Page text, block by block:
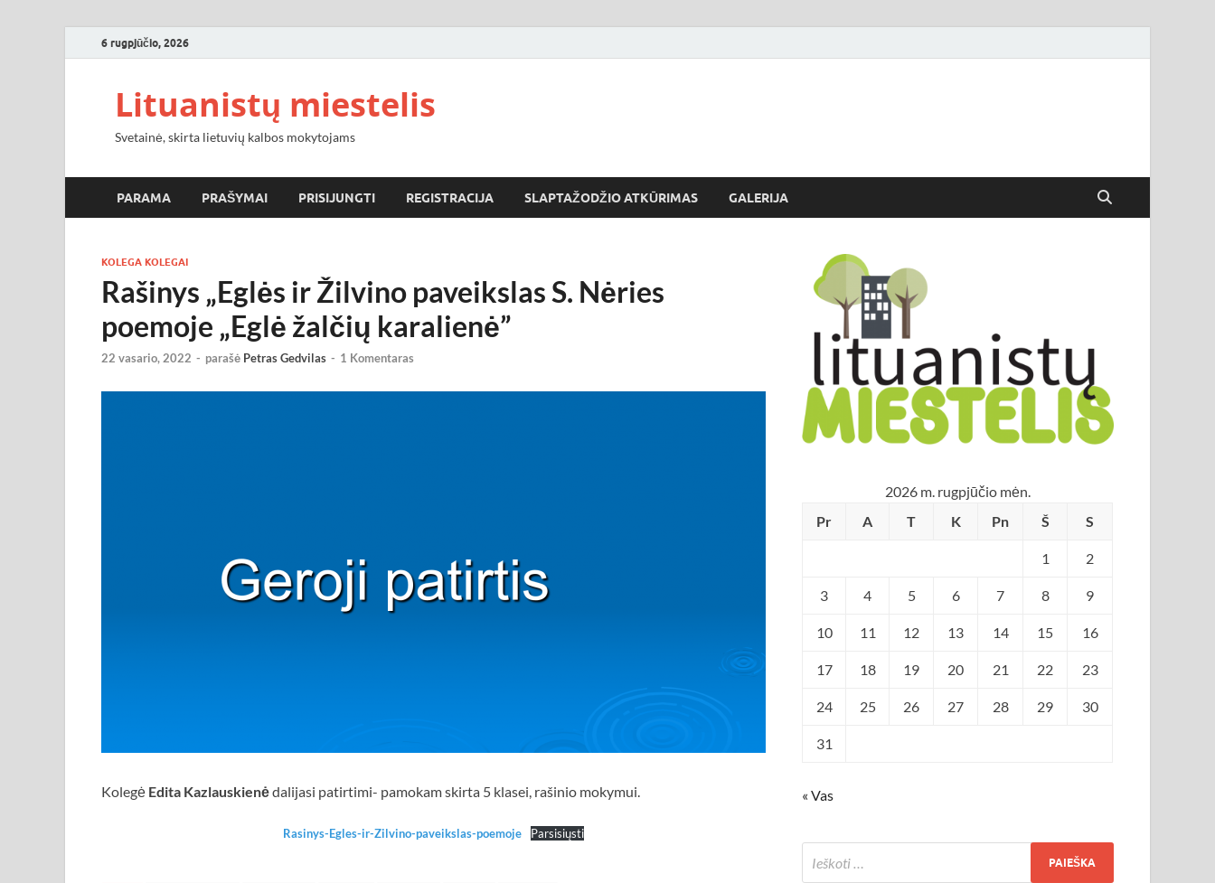
6 rugpjūčio, 2026
Lituanistų miestelis
Svetainė, skirta lietuvių kalbos mokytojams
PARAMA PRAŠYMAI PRISIJUNGTI REGISTRACIJA SLAPTAŽODŽIO ATKŪRIMAS GALERIJA
KOLEGA KOLEGAI
Rašinys „Eglės ir Žilvino paveikslas S. Nėries
poemoje „Eglė žalčių karalienė”
22 vasario, 2022 - parašė Petras Gedvilas - 1 Komentaras
Kolegė Edita Kazlauskienėdalijasi patirtimi- pamokam skirta 5 klasei, rašinio mokymui.
Rasinys-Egles-ir-Zilvino-paveikslas-poemoje Parsisiųsti
2026 m. rugpjūčio mėn.
Pr
A T K Pn Š S
1 2
3 4 5 6 7 8 9
10 11 12 13 14 15 16
17 18 19 20 21 22 23
24 25 26 27 28 29 30
31
« Vas